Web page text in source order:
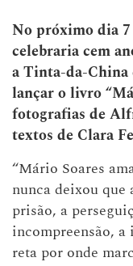
No próximo dia 7
celebraria cem
a Tinta-da-China
lançar o livro
fotografias de
textos de Clara
“Mário Soares
nunca deixou
prisão, a
incompreensão,
reta por onde